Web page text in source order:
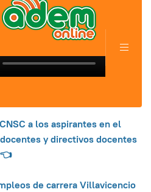
a los aspirantes en el
y directivos docentes
👈
de carrera Villavicencio